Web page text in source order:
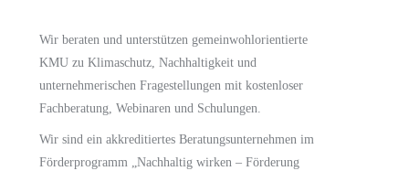
Wir beraten und unterstützen gemeinwohlorientierte
KMU zu Klimaschutz, Nachhaltigkeit und
unternehmerischen Fragestellungen mit kostenloser
Fachberatung, Webinaren und Schulungen.
Wir sind ein akkreditiertes Beratungsunternehmen im
Förderprogramm „Nachhaltig wirken – Förderung